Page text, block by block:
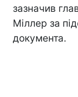
зазначив
Міллер за
документа.